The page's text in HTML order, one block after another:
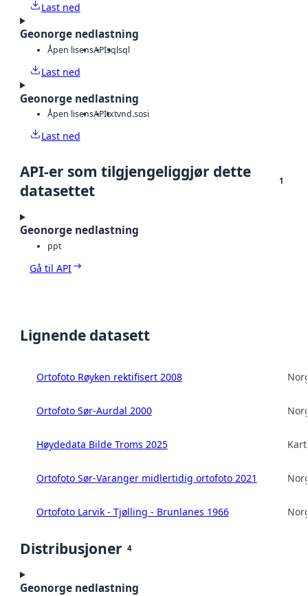
Last ned
Geonorge nedlastning
Åpen lisensAPIsqlsql
Last ned
Geonorge nedlastning
Åpen lisensAPItxtvnd.sosi
Last ned
API-er som tilgjengeliggjør dette
datasettet
1
Geonorge nedlastning
ppt
Gå til API
Lignende datasett
Ortofoto Røyken rektifisert 2008
Ortofoto Sør-Aurdal 2000
Høydedata Bilde Troms 2025
Ortofoto Sør-Varanger midlertidig ortofoto 2021
Ortofoto Larvik - Tjølling - Brunlanes 1966
Distribusjoner 4
Geonorge nedlastning